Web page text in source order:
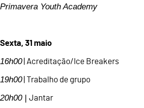
Primavera Youth Academy
Sexta, 31 maio
16h00| Acreditação/Ice Breakers
19h00| Trabalho de grupo
20h00 | Jantar